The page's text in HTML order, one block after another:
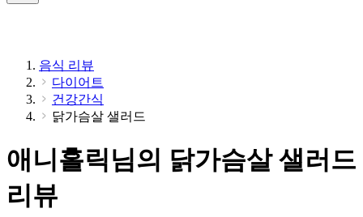
음식 리뷰
다이어트
건강간식
닭가슴살 샐러드
애니홀릭님의 닭가슴살 샐러드
리뷰